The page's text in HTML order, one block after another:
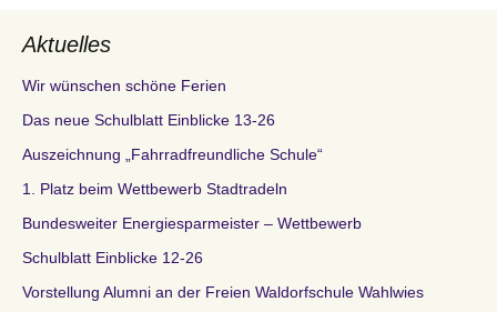
Aktuelles
Wir wünschen schöne Ferien
Das neue Schulblatt Einblicke 13-26
Auszeichnung „Fahrradfreundliche Schule“
1. Platz beim Wettbewerb Stadtradeln
Bundesweiter Energiesparmeister – Wettbewerb
Schulblatt Einblicke 12-26
Vorstellung Alumni an der Freien Waldorfschule Wahlwies